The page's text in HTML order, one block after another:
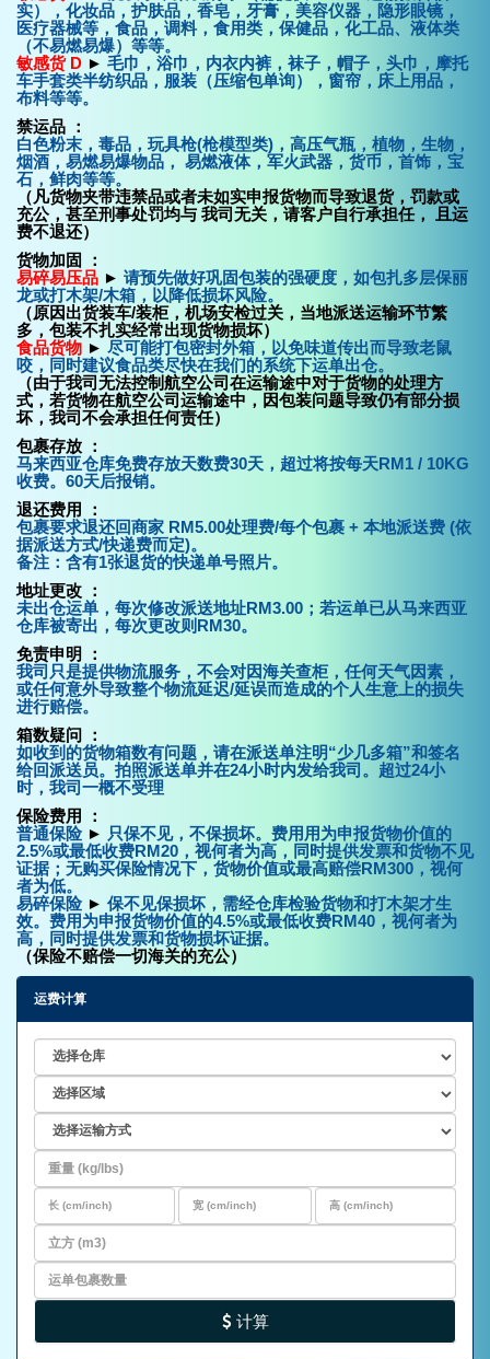
实），化妆品，护肤品，香皂，牙膏，美容仪器，隐形眼镜，
医疗器械等，食品，调料，食用类，保健品，化工品、液体类
（不易燃易爆）等等。
敏感货 D ► 毛巾，浴巾，内衣内裤，袜子，帽子，头巾，摩托
车手套类半纺织品，服装（压缩包单询），窗帘，床上用品，
布料等等。
禁运品 ：
白色粉末，毒品，玩具枪(枪模型类)，高压气瓶，植物，生物，
烟酒，易燃易爆物品， 易燃液体，军火武器，货币，首饰，宝
石，鲜肉等等。
（凡货物夹带违禁品或者未如实申报货物而导致退货，罚款或
充公，甚至刑事处罚均与 我司无关，请客户自行承担任， 且运
费不退还）
货物加固 ：
易碎易压品 ► 请预先做好巩固包装的强硬度，如包扎多层保丽
龙或打木架/木箱，以降低损坏风险。
（原因出货装车/装柜，机场安检过关，当地派送运输环节繁
多，包装不扎实经常出现货物损坏）
食品货物 ► 尽可能打包密封外箱，以免味道传出而导致老鼠
咬，同时建议食品类尽快在我们的系统下运单出仓。
（由于我司无法控制航空公司在运输途中对于货物的处理方
式，若货物在航空公司运输途中，因包装问题导致仍有部分损
坏，我司不会承担任何责任）
包裹存放 ：
马来西亚仓库免费存放天数费30天，超过将按每天RM1 / 10KG
收费。60天后报销。
退还费用 ：
包裹要求退还回商家 RM5.00处理费/每个包裹 + 本地派送费 (依
据派送方式/快递费而定)。
备注：含有1张退货的快递单号照片。
地址更改 ：
未出仓运单，每次修改派送地址RM3.00；若运单已从马来西亚
仓库被寄出，每次更改则RM30。
免责申明 ：
我司只是提供物流服务，不会对因海关查柜，任何天气因素，
或任何意外导致整个物流延迟/延误而造成的个人生意上的损失
进行赔偿。
箱数疑问 ：
如收到的货物箱数有问题，请在派送单注明“少几多箱”和签名
给回派送员。拍照派送单并在24小时内发给我司。超过24小
时，我司一概不受理
保险费用 ：
普通保险 ► 只保不见，不保损坏。费用用为申报货物价值的
2.5%或最低收费RM20，视何者为高，同时提供发票和货物不见
证据；无购买保险情况下，货物价值或最高赔偿RM300，视何
者为低。
易碎保险 ► 保不见保损坏，需经仓库检验货物和打木架才生
效。费用为申报货物价值的4.5%或最低收费RM40，视何者为
高，同时提供发票和货物损坏证据。
（保险不赔偿一切海关的充公）
运费计算
计算